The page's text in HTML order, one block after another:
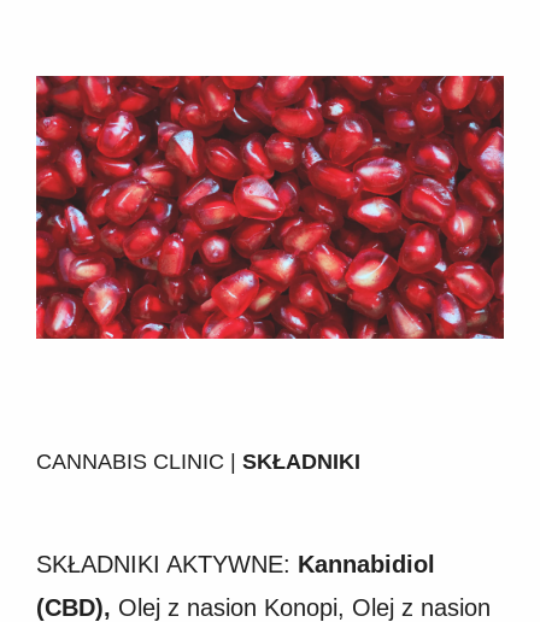
CANNABIS CLINIC | SKŁADNIKI
SKŁADNIKI AKTYWNE: Kannabidiol
(CBD), Olej z nasion Konopi, Olej z nasion